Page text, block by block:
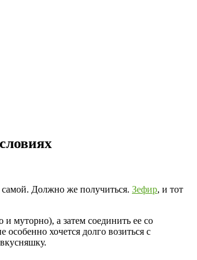
Должно же получиться. Зефир, и тот
муторно), а затем соединить ее со
хочется долго возиться с